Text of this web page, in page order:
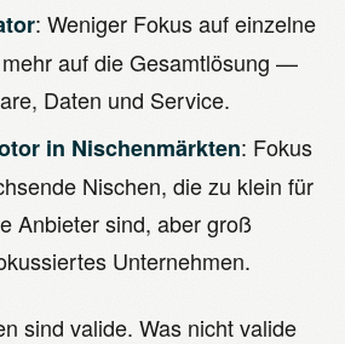
: Weniger Fokus auf einzelne
auf die Gesamtlösung —
Daten und Service.
in Nischenmärkten: Fokus
Nischen, die zu klein für
Anbieter sind, aber groß
Unternehmen.
sind valide. Was nicht valide